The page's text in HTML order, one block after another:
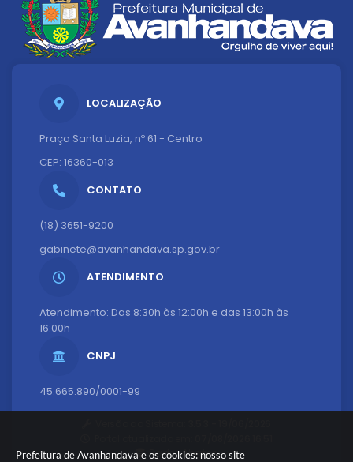
Prefeitura de Avanhandava e os cookies: nosso site
LOCALIZAÇÃO
Praça Santa Luzia, nº 61 - Centro
CEP: 16360-013
CONTATO
(18) 3651-9200
gabinete@avanhandava.sp.gov.br
ATENDIMENTO
Atendimento: Das 8:30h às 12:00h e das 13:00h às
16:00h
CNPJ
45.665.890/0001-99
Dados Abertos